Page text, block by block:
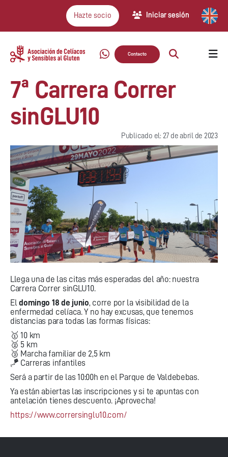
Hazte socio Iniciar sesión
Contacto
7ª Carrera Correr
sinGLU10
Publicado el: 27 de abril de 2023
Llega una de las citas más esperadas del año: nuestra
Carrera Correr sinGLU10.
Eldomingo 18 de junio, corre por la visibilidad de la
enfermedad celíaca. Y no hay excusas, que tenemos
distancias para todas las formas físicas:
🥇 10 km
🥈 5 km
🥉 Marcha familiar de 2,5 km
🪁 Carreras infantiles
Será a partir de las 10:00h en el Parque de Valdebebas.
Ya están abiertas las inscripciones y si te apuntas con
antelación tienes descuento. ¡Aprovecha!
https://www.corrersinglu10.com/